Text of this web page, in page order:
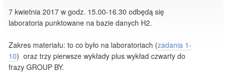
7 kwietnia 2017 w godz. 15.00-16.30 odbędą się
laboratoria punktowane na bazie danych H2.
Zakres materiału: to co było na laboratoriach (zadania 1-
10) oraz trzy pierwsze wykłady plus wykład czwarty do
frazy GROUP BY.